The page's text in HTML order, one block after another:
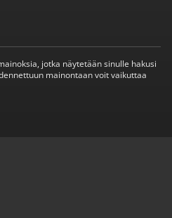
jotka näytetään sinulle hakusi
mainontaan voit vaikuttaa